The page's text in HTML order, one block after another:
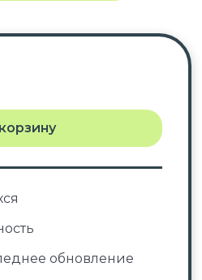
обновление